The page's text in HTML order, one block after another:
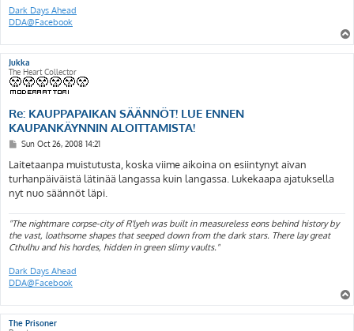
Dark Days Ahead
DDA@Facebook
Jukka
The Heart Collector
Re: KAUPPAPAIKAN SÄÄNNÖT! LUE ENNEN
KAUPANKÄYNNIN ALOITTAMISTA!
P
s
t
Sun Oct 26, 2008 14:21
Laitetaanpa muistutusta, koska viime aikoina on esiintynyt aivan
turhanpäiväistä lätinää langassa kuin langassa. Lukekaapa ajatuksella
nyt nuo säännöt läpi.
"The nightmare corpse-city of R'lyeh was built in measureless eons behind history by
the vast, loathsome shapes that seeped down from the dark stars. There lay great
Cthulhu and his hordes, hidden in green slimy vaults."
Dark Days Ahead
DDA@Facebook
The Prisoner